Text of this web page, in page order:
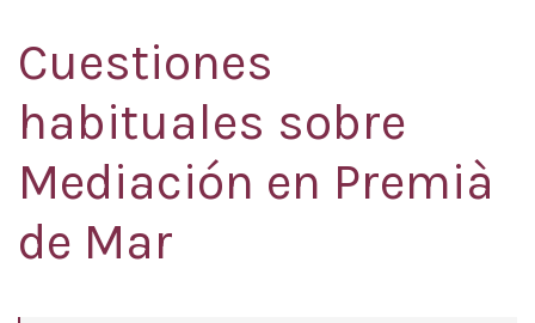
Cuestiones
habituales sobre
Mediación en Premià
de Mar